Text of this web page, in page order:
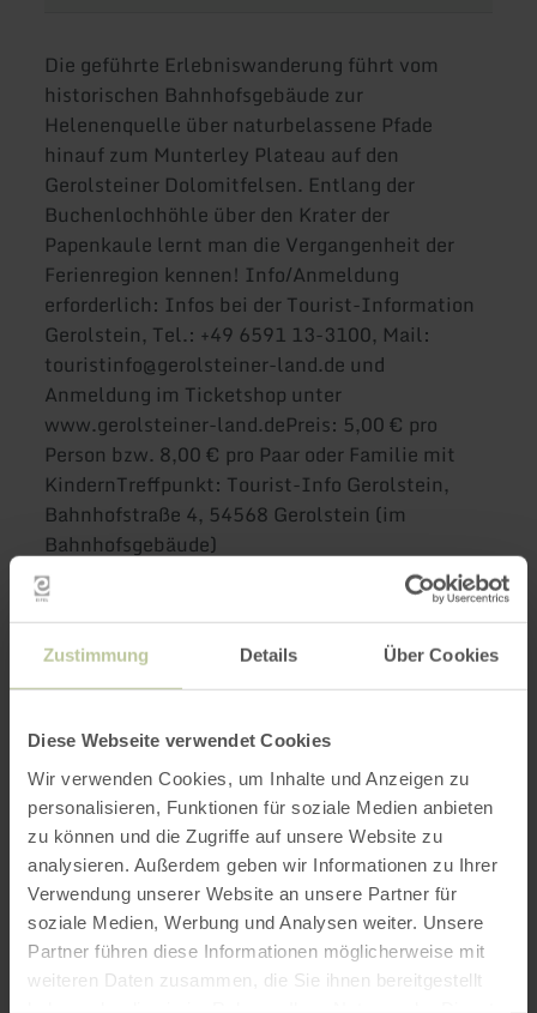
Zustimmung Details Über Cookies
Diese Webseite verwendet Cookies
Wir verwenden Cookies, um Inhalte und Anzeigen zu
personalisieren, Funktionen für soziale Medien anbieten
zu können und die Zugriffe auf unsere Website zu
analysieren. Außerdem geben wir Informationen zu Ihrer
Verwendung unserer Website an unsere Partner für
soziale Medien, Werbung und Analysen weiter. Unsere
Partner führen diese Informationen möglicherweise mit
weiteren Daten zusammen, die Sie ihnen bereitgestellt
Die geführte Erlebniswanderung führt vom
historischen Bahnhofsgebäude zur
Helenenquelle über naturbelassene Pfade
hinauf zum Munterley Plateau auf den
Gerolsteiner Dolomitfelsen. Entlang der
Buchenlochhöhle über den Krater der
Papenkaule lernt man die Vergangenheit der
Ferienregion kennen! Info/Anmeldung
erforderlich: Infos bei der Tourist-Information
Gerolstein, Tel.: +49 6591 13-3100, Mail:
touristinfo@gerolsteiner-land.de und
Anmeldung im Ticketshop unter
www.gerolsteiner-land.dePreis: 5,00 € pro
Person bzw. 8,00 € pro Paar oder Familie mit
KindernTreffpunkt: Tourist-Info Gerolstein,
Bahnhofstraße 4, 54568 Gerolstein (im
Bahnhofsgebäude)
Die geführte Erlebniswanderung führt vom
historischen Bahnhofsgebäude zur
Mineralwasser im Kurpark an der Kyll. Von dort
geht es über naturbelassene Pfade hinauf zum
Munterley Plateau auf den Gerolsteiner
Dolomitfelsen. Der Panoramablick von dort
erschließt das Kylltal und die Brunnenstadt. In
der Buchenlochhöhle lebt der sagenhafte
Rastplatz von Höhlenbär und eiszeitlichem
Mammutjäger auf. Am Krater der Papenkaule
erklärt sich für alle der Ursprung des